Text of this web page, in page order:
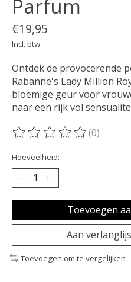
Parfum
€19,95
Incl. btw
Ontdek de provocerende
Rabanne's Lady Million
bloemige geur voor
naar een rijk vol
De beoordeling van dit
(0)
Hoeveelheid:
Toevoegen
Aan
Toevoegen om te vergelijken